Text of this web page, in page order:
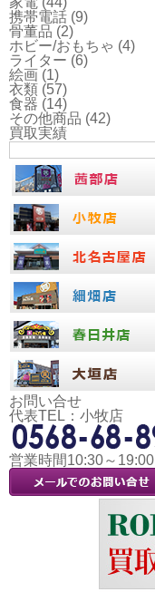
携帯電話 (9)
骨董品 (2)
ホビー/おもちゃ (4)
ライター (6)
絵画 (1)
衣類 (57)
食器 (14)
その他商品 (42)
買取実績
お問い合せ
代表TEL：小牧店
営業時間10:30～19:00